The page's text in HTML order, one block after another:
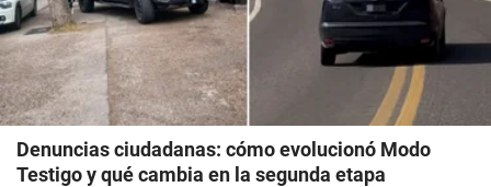
Denuncias ciudadanas: cómo evolucionó Modo
Testigo y qué cambia en la segunda etapa